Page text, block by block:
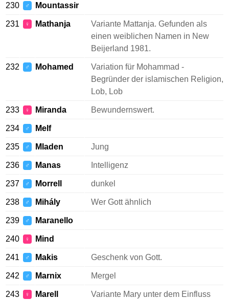
230 ♂ Mountassir
231 ♀ Mathanja
Variante Mattanja. Gefunden als
einen weiblichen Namen in New
Beijerland 1981.
232 ♂ Mohamed
Variation für Mohammad -
Begründer der islamischen Religion,
Lob, Lob
233 ♀ Miranda Bewundernswert.
234 ♂ Melf
235 ♂ Mladen Jung
236 ♂ Manas Intelligenz
237 ♂ Morrell dunkel
238 ♂ Mihály Wer Gott ähnlich
239 ♂ Maranello
240 ♀ Mind
241 ♂ Makis Geschenk von Gott.
242 ♂ Marnix Mergel
243 ♀ Marell
Variante Mary unter dem Einfluss